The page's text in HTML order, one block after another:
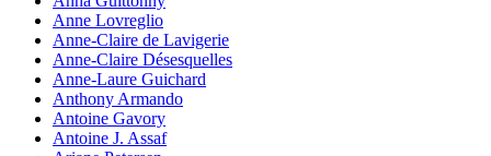
Anne Lovreglio
Anne-Claire de Lavigerie
Anne-Claire Désesquelles
Anne-Laure Guichard
Anthony Armando
Antoine Gavory
Antoine J. Assaf